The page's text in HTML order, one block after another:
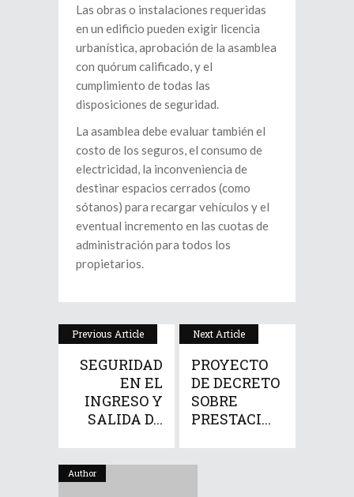
Las obras o instalaciones requeridas
en un edificio pueden exigir licencia
urbanística, aprobación de la asamblea
con quórum calificado, y el
cumplimiento de todas las
disposiciones de seguridad.
La asamblea debe evaluar también el
costo de los seguros, el consumo de
electricidad, la inconveniencia de
destinar espacios cerrados (como
sótanos) para recargar vehículos y el
eventual incremento en las cuotas de
administración para todos los
propietarios.
Previous Article
SEGURIDAD
EN EL
INGRESO Y
SALIDA D...
Next Article
PROYECTO
DE DECRETO
SOBRE
PRESTACI...
Author